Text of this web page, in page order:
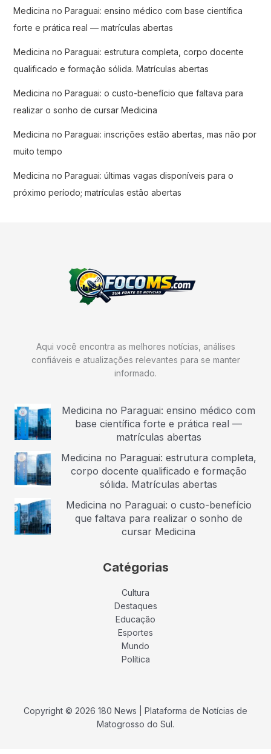
Medicina no Paraguai: ensino médico com base científica
forte e prática real — matrículas abertas
Medicina no Paraguai: estrutura completa, corpo docente
qualificado e formação sólida. Matrículas abertas
Medicina no Paraguai: o custo-benefício que faltava para
realizar o sonho de cursar Medicina
Medicina no Paraguai: inscrições estão abertas, mas não por
muito tempo
Medicina no Paraguai: últimas vagas disponíveis para o
próximo período; matrículas estão abertas
Aqui você encontra as melhores notícias, análises
confiáveis e atualizações relevantes para se manter
informado.
Medicina no Paraguai: ensino médico com
base científica forte e prática real —
matrículas abertas
Medicina no Paraguai: estrutura completa,
corpo docente qualificado e formação
sólida. Matrículas abertas
Medicina no Paraguai: o custo-benefício
que faltava para realizar o sonho de
cursar Medicina
Catégorias
Cultura
Destaques
Educação
Esportes
Mundo
Política
Copyright © 2026 180 News | Plataforma de Notícias de
Matogrosso do Sul.